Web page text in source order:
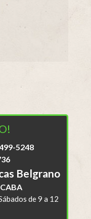
5248
Belgrano
de 9 a 12